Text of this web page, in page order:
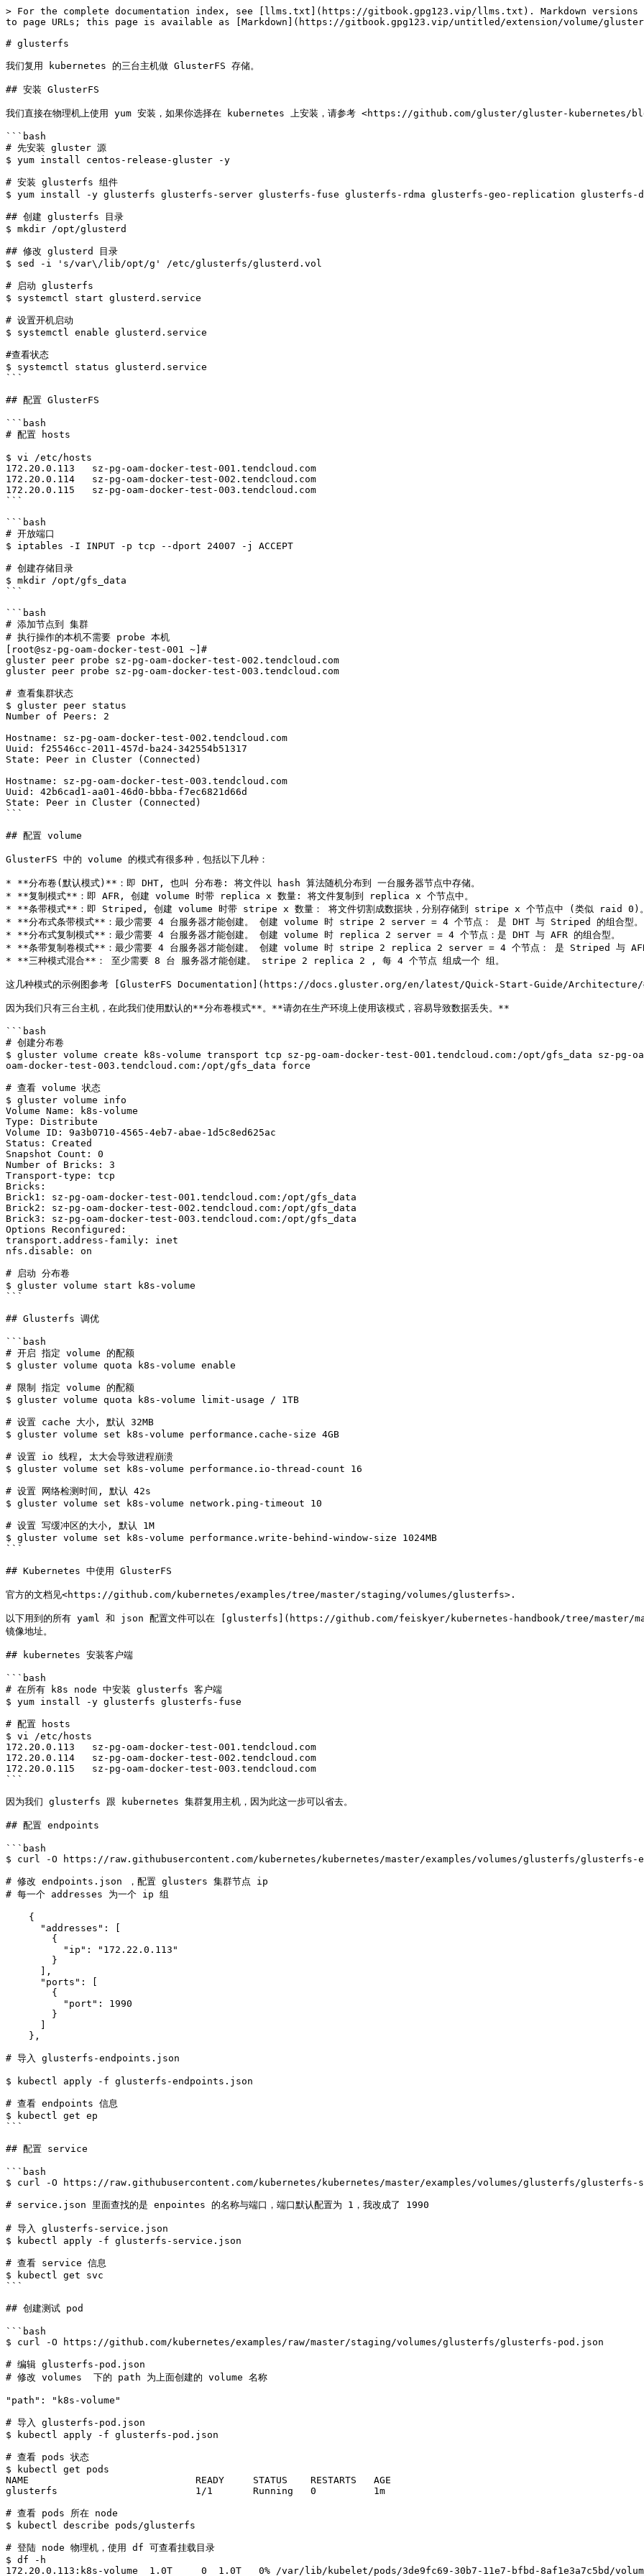
> For the complete documentation index, see [llms.txt](https://gitbook.gpg123.vip/llms.txt). Markdown versions
to page URLs; this page is available as [Markdown](https://gitbook.gpg123.vip/untitled/extension/volume/
# glusterfs
我们复用 kubernetes 的三台主机做 GlusterFS 存储。
## 安装 GlusterFS
我们直接在物理机上使用 yum 安装，如果你选择在 kubernetes 上安装，请参考 <https://github.com/gluster/gluster-kubernetes/
```bash
# 先安装 gluster 源
$ yum install centos-release-gluster -y
# 安装 glusterfs 组件
$ yum install -y glusterfs glusterfs-server glusterfs-fuse glusterfs-rdma glusterfs-geo-replication glusterfs-
## 创建 glusterfs 目录
$ mkdir /opt/glusterd
## 修改 glusterd 目录
$ sed -i 's/var\/lib/opt/g' /etc/glusterfs/glusterd.vol
# 启动 glusterfs
$ systemctl start glusterd.service
# 设置开机启动
$ systemctl enable glusterd.service
#查看状态
$ systemctl status glusterd.service
```
## 配置 GlusterFS
```bash
# 配置 hosts
$ vi /etc/hosts
172.20.0.113   sz-pg-oam-docker-test-001.tendcloud.com
172.20.0.114   sz-pg-oam-docker-test-002.tendcloud.com
172.20.0.115   sz-pg-oam-docker-test-003.tendcloud.com
```
```bash
# 开放端口
$ iptables -I INPUT -p tcp --dport 24007 -j ACCEPT
# 创建存储目录
$ mkdir /opt/gfs_data
```
```bash
# 添加节点到 集群
# 执行操作的本机不需要 probe 本机
[root@sz-pg-oam-docker-test-001 ~]#
gluster peer probe sz-pg-oam-docker-test-002.tendcloud.com
gluster peer probe sz-pg-oam-docker-test-003.tendcloud.com
# 查看集群状态
$ gluster peer status
Number of Peers: 2
Hostname: sz-pg-oam-docker-test-002.tendcloud.com
Uuid: f25546cc-2011-457d-ba24-342554b51317
State: Peer in Cluster (Connected)
Hostname: sz-pg-oam-docker-test-003.tendcloud.com
Uuid: 42b6cad1-aa01-46d0-bbba-f7ec6821d66d
State: Peer in Cluster (Connected)
```
## 配置 volume
GlusterFS 中的 volume 的模式有很多种，包括以下几种：
* **分布卷(默认模式)**：即 DHT, 也叫 分布卷: 将文件以 hash 算法随机分布到 一台服务器节点中存储。
* **复制模式**：即 AFR, 创建 volume 时带 replica x 数量: 将文件复制到 replica x 个节点中。
* **条带模式**：即 Striped, 创建 volume 时带 stripe x 数量： 将文件切割成数据块，分别存储到 stripe x 个节点中 (类似 raid 0)。
* **分布式条带模式**：最少需要 4 台服务器才能创建。 创建 volume 时 stripe 2 server = 4 个节点： 是 DHT 与 Striped 的组合型。
* **分布式复制模式**：最少需要 4 台服务器才能创建。 创建 volume 时 replica 2 server = 4 个节点：是 DHT 与 AFR 的组合型。
* **条带复制卷模式**：最少需要 4 台服务器才能创建。 创建 volume 时 stripe 2 replica 2 server = 4 个节点： 是 Striped 与 AFR
* **三种模式混合**： 至少需要 8 台 服务器才能创建。 stripe 2 replica 2 , 每 4 个节点 组成一个 组。
这几种模式的示例图参考 [GlusterFS Documentation](https://docs.gluster.org/en/latest/Quick-Start-Guide/Architecture/
因为我们只有三台主机，在此我们使用默认的**分布卷模式**。**请勿在生产环境上使用该模式，容易导致数据丢失。**
```bash
# 创建分布卷
$ gluster volume create k8s-volume transport tcp sz-pg-oam-docker-test-001.tendcloud.com:/opt/gfs_data sz-pg-
oam-docker-test-003.tendcloud.com:/opt/gfs_data force
# 查看 volume 状态
$ gluster volume info
Volume Name: k8s-volume
Type: Distribute
Volume ID: 9a3b0710-4565-4eb7-abae-1d5c8ed625ac
Status: Created
Snapshot Count: 0
Number of Bricks: 3
Transport-type: tcp
Bricks:
Brick1: sz-pg-oam-docker-test-001.tendcloud.com:/opt/gfs_data
Brick2: sz-pg-oam-docker-test-002.tendcloud.com:/opt/gfs_data
Brick3: sz-pg-oam-docker-test-003.tendcloud.com:/opt/gfs_data
Options Reconfigured:
transport.address-family: inet
nfs.disable: on
# 启动 分布卷
$ gluster volume start k8s-volume
```
## Glusterfs 调优
```bash
# 开启 指定 volume 的配额
$ gluster volume quota k8s-volume enable
# 限制 指定 volume 的配额
$ gluster volume quota k8s-volume limit-usage / 1TB
# 设置 cache 大小, 默认 32MB
$ gluster volume set k8s-volume performance.cache-size 4GB
# 设置 io 线程, 太大会导致进程崩溃
$ gluster volume set k8s-volume performance.io-thread-count 16
# 设置 网络检测时间, 默认 42s
$ gluster volume set k8s-volume network.ping-timeout 10
# 设置 写缓冲区的大小, 默认 1M
$ gluster volume set k8s-volume performance.write-behind-window-size 1024MB
```
## Kubernetes 中使用 GlusterFS
官方的文档见<https://github.com/kubernetes/examples/tree/master/staging/volumes/glusterfs>.
以下用到的所有 yaml 和 json 配置文件可以在 [glusterfs](https://github.com/feiskyer/kubernetes-handbook/tree/master/
镜像地址。
## kubernetes 安装客户端
```bash
# 在所有 k8s node 中安装 glusterfs 客户端
$ yum install -y glusterfs glusterfs-fuse
# 配置 hosts
$ vi /etc/hosts
172.20.0.113   sz-pg-oam-docker-test-001.tendcloud.com
172.20.0.114   sz-pg-oam-docker-test-002.tendcloud.com
172.20.0.115   sz-pg-oam-docker-test-003.tendcloud.com
```
因为我们 glusterfs 跟 kubernetes 集群复用主机，因为此这一步可以省去。
## 配置 endpoints
```bash
$ curl -O https://raw.githubusercontent.com/kubernetes/kubernetes/master/examples/volumes/glusterfs/glusterfs-
# 修改 endpoints.json ，配置 glusters 集群节点 ip
# 每一个 addresses 为一个 ip 组
# 导入 glusterfs-endpoints.json
$ kubectl apply -f glusterfs-endpoints.json
# 查看 endpoints 信息
$ kubectl get ep
```
## 配置 service
```bash
$ curl -O https://raw.githubusercontent.com/kubernetes/kubernetes/master/examples/volumes/glusterfs/glusterfs-
# service.json 里面查找的是 enpointes 的名称与端口，端口默认配置为 1，我改成了 1990
# 导入 glusterfs-service.json
$ kubectl apply -f glusterfs-service.json
# 查看 service 信息
$ kubectl get svc
```
## 创建测试 pod
```bash
$ curl -O https://github.com/kubernetes/examples/raw/master/staging/volumes/glusterfs/glusterfs-pod.json
# 编辑 glusterfs-pod.json
# 修改 volumes  下的 path 为上面创建的 volume 名称
"path": "k8s-volume"
# 导入 glusterfs-pod.json
$ kubectl apply -f glusterfs-pod.json
# 查看 pods 状态
$ kubectl get pods
NAME                             READY     STATUS    RESTARTS   AGE
glusterfs                        1/1       Running   0          1m
# 查看 pods 所在 node
$ kubectl describe pods/glusterfs
# 登陆 node 物理机，使用 df 可查看挂载目录
$ df -h
172.20.0.113:k8s-volume  1.0T     0  1.0T   0% /var/lib/kubelet/pods/3de9fc69-30b7-11e7-bfbd-8af1e3a7c5bd/